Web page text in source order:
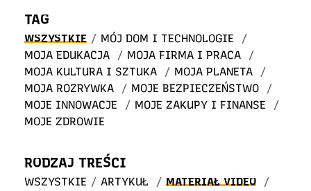
TAG
WSZYSTKIE / MÓJ DOM I TECHNOLOGIE
/
MOJA EDUKACJA
/ MOJA FIRMA I PRACA
/
MOJA KULTURA I SZTUKA
/ MOJA PLANETA
/
MOJA ROZRYWKA
/ MOJE BEZPIECZEŃSTWO
/
MOJE INNOWACJE
/ MOJE ZAKUPY I FINANSE
/
MOJE ZDROWIE
RODZAJ TREŚCI
WSZYSTKIE / ARTYKUŁ / MATERIAŁ VIDEO
/